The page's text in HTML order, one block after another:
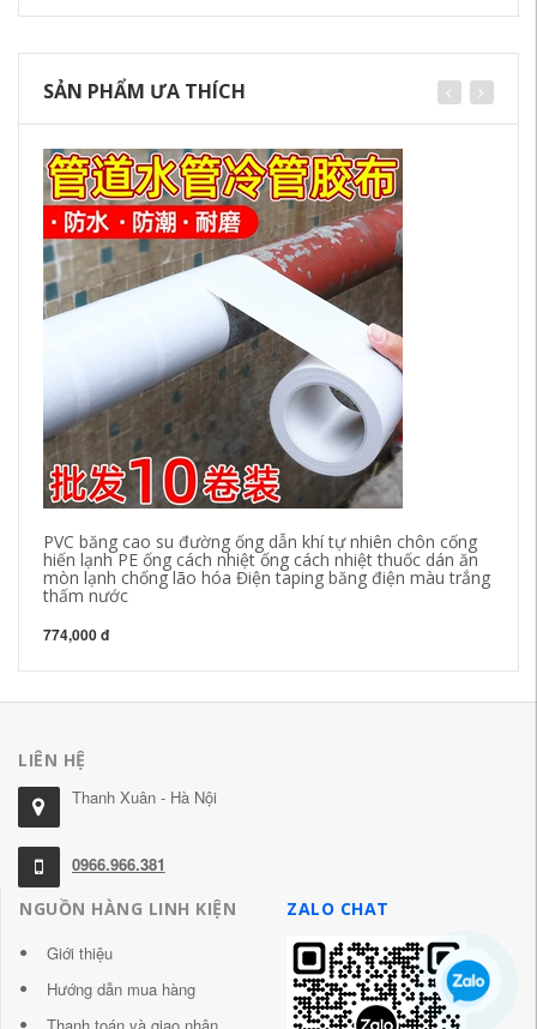
SẢN PHẨM ƯA THÍCH
PVC băng cao su đường ống dẫn khí tự nhiên chôn cống
hiến lạnh PE ống cách nhiệt ống cách nhiệt thuốc dán ăn
mòn lạnh chống lão hóa Điện taping băng điện màu trắng
thấm nước
774,000 đ
LIÊN HỆ
Thanh Xuân - Hà Nội
0966.966.381
NGUỒN HÀNG LINH KIỆN
Giới thiệu
Hướng dẫn mua hàng
ZALO CHAT